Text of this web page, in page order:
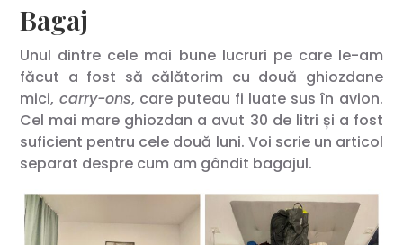
Bagaj
Unul dintre cele mai bune lucruri pe care le-am
făcut a fost să călătorim cu două ghiozdane
mici, carry-ons, care puteau fi luate sus în avion.
Cel mai mare ghiozdan a avut 30 de litri și a fost
suficient pentru cele două luni. Voi scrie un articol
separat despre cum am gândit bagajul.